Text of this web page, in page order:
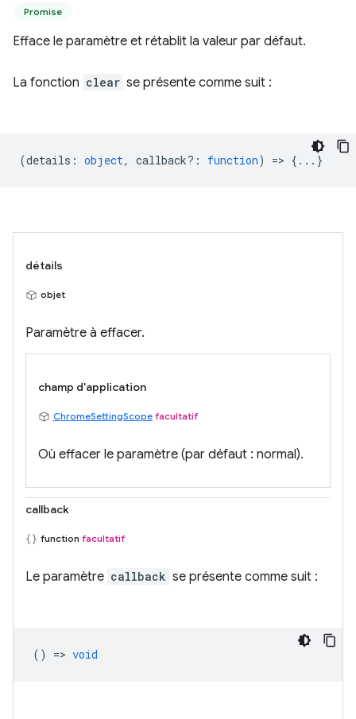
Promise
Efface le paramètre et rétablit la valeur par défaut.
La fonction clear se présente comme suit :
(details : object, callback? : function) => {...}
détails
objet
Paramètre à effacer.
champ d'application
ChromeSettingScope facultatif
Où effacer le paramètre (par défaut : normal).
callback
function facultatif
Le paramètre callback se présente comme suit :
() => void